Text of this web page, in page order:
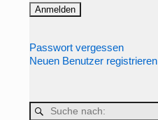
Passwort vergessen
Neuen Benutzer registrieren